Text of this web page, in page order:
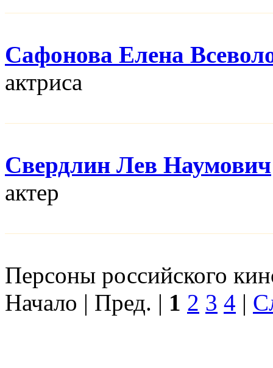
Сафонова Елена
актриса
Свердлин Лев Наумович
актер
Персоны российского
Начало | Пред. | 1 2 3 4 |